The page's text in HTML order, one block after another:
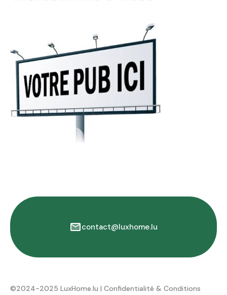
contact@luxhome.lu
©2024-2025 LuxHome.lu | Confidentialité & Conditions